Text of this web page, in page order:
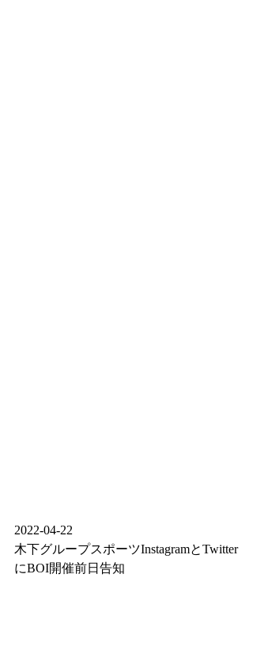
2022-04-22
木下グループスポーツInstagramとTwitter
にBOI開催前日告知